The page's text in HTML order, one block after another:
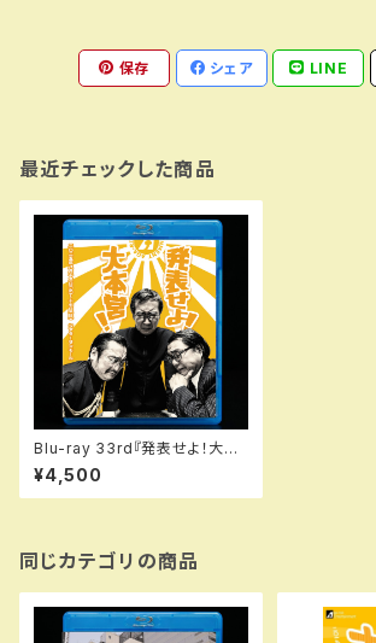
保存 シェア LINE
最近チェックした商品
Blu-ray 33rd『発表せよ！大本
営！』（再演）
¥4,500
同じカテゴリの商品